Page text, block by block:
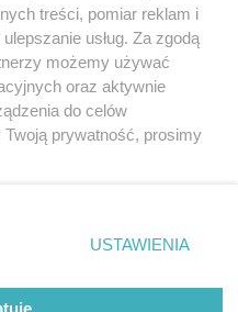
korzystania z portali
Skontakuj sięz nami
Kontakt
Wydawca
Pogoda
treści, pomiar reklam i
usług. Za zgodą
możemy używać
oraz aktywnie
do celów
prywatność, prosimy
dolnym rogu strony
danych nie wymagają
sprzeciwić się
będą miały
USTAWIENIA